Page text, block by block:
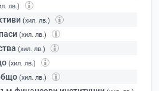
лв.)
(хил. лв.)
(хил. лв.)
(хил. лв.)
(хил. лв.)
(хил. лв.)